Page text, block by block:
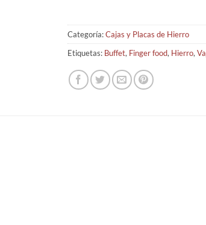
Categoría:Cajas y Placas de Hierro
Etiquetas: Buffet, Finger food, Hierro,